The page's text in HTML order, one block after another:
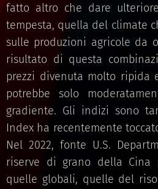
fatto altro che dare
tempesta, quella del climate
sulle produzioni agricole da
risultato di questa
prezzi divenuta molto ripida
potrebbe solo
gradiente. Gli indizi sono
Index ha recentemente
Nel 2022, fonte U.S.
riserve di grano della Cina
quelle globali, quelle del